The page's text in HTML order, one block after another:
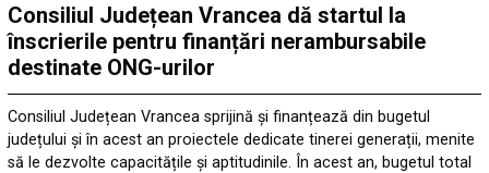
Consiliul Județean Vrancea dă startul la
înscrierile pentru finanțări nerambursabile
destinate ONG-urilor
Consiliul Județean Vrancea sprijină și finanțează din bugetul
județului și în acest an proiectele dedicate tinerei generații, menite
să le dezvolte capacitățile și aptitudinile. În acest an, bugetul total